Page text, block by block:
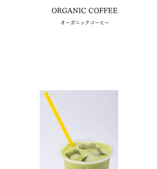
ORGANIC COFFEE
​オーガニックコーヒー